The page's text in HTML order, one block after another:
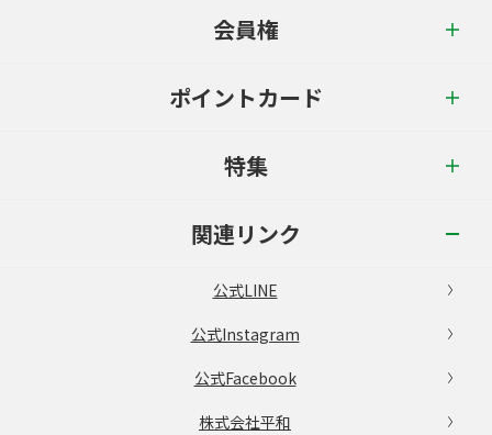
会員権
ポイントカード
特集
関連リンク
公式LINE
公式Instagram
公式Facebook
株式会社平和